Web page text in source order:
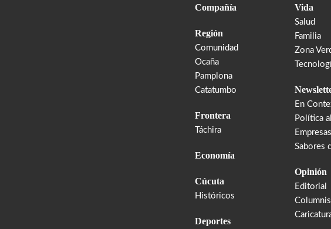
Compañía
Región
Comunidad
Ocaña
Pamplona
Catatumbo
Frontera
Táchira
Economía
Cúcuta
Históricos
Deportes
Vida
Salud
Familia
Zona
En
Política
Empresas
Sabores
Opinión
Editorial